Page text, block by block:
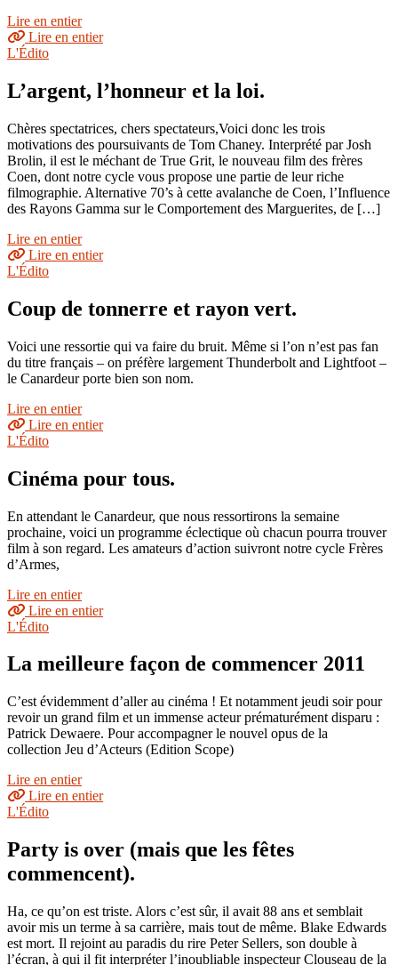
Lire en entier
Lire en entier
L'Édito
L’argent, l’honneur et la loi.
Chères spectatrices, chers spectateurs,Voici donc les trois
motivations des poursuivants de Tom Chaney. Interprété par Josh
Brolin, il est le méchant de True Grit, le nouveau film des frères
Coen, dont notre cycle vous propose une partie de leur riche
filmographie. Alternative 70’s à cette avalanche de Coen, l’Influence
des Rayons Gamma sur le Comportement des Marguerites, de […]
Lire en entier
Lire en entier
L'Édito
Coup de tonnerre et rayon vert.
Voici une ressortie qui va faire du bruit. Même si l’on n’est pas fan
du titre français – on préfère largement Thunderbolt and Lightfoot –
le Canardeur porte bien son nom.
Lire en entier
Lire en entier
L'Édito
Cinéma pour tous.
En attendant le Canardeur, que nous ressortirons la semaine
prochaine, voici un programme éclectique où chacun pourra trouver
film à son regard. Les amateurs d’action suivront notre cycle Frères
d’Armes,
Lire en entier
Lire en entier
L'Édito
La meilleure façon de commencer 2011
C’est évidemment d’aller au cinéma ! Et notamment jeudi soir pour
revoir un grand film et un immense acteur prématurément disparu :
Patrick Dewaere. Pour accompagner le nouvel opus de la
collection Jeu d’Acteurs (Edition Scope)
Lire en entier
Lire en entier
L'Édito
Party is over (mais que les fêtes
commencent).
Ha, ce qu’on est triste. Alors c’est sûr, il avait 88 ans et semblait
avoir mis un terme à sa carrière, mais tout de même. Blake Edwards
est mort. Il rejoint au paradis du rire Peter Sellers, son double à
l’écran, à qui il fit interpréter l’inoubliable inspecteur Clouseau de la